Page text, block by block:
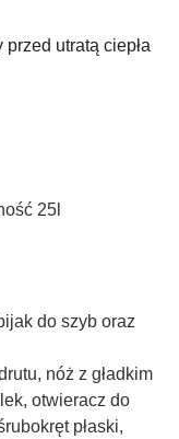
utratą ciepła
25l
do szyb oraz
nóż z gładkim
otwieracz do
płaski,